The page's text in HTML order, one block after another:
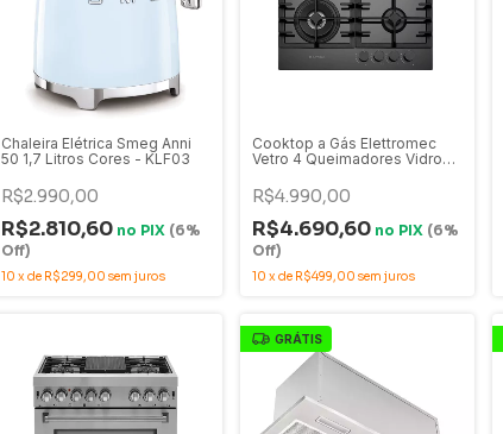
Chaleira Elétrica Smeg Anni
50 1,7 Litros Cores - KLF03
R$2.990,00
R$2.810,60 no PIX (6%
Off)
10 xde R$299,00 sem juros
Cooktop a Gás Elettromec
Vetro 4 Queimadores Vidro
60-VT-3TNA
R$4.990,00
R$4.690,60 no PIX (6%
Off)
10 xde R$499,00 sem juros
GRÁTIS